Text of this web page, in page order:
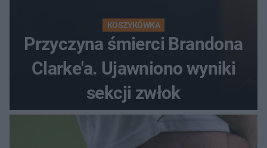
KOSZYKÓWKA
Przyczyna śmierci Brandona
Clarke'a. Ujawniono wyniki
sekcji zwłok